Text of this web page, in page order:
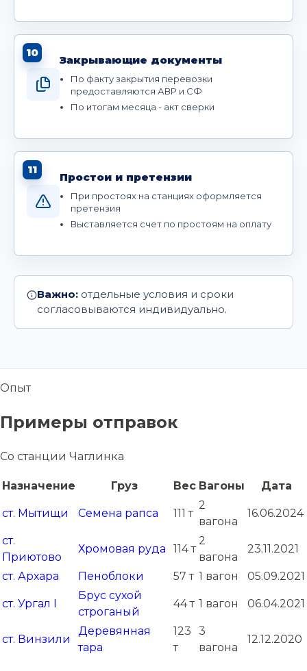
10
Закрывающие документы
По факту закрытия перевозки
предоставляются АВР и СФ
По итогам месяца - акт сверки
11
Простои и претензии
При простоях на станциях оформляется
претензия
Выставляется счет по простоям на оплату
Важно: отдельные условия и сроки
согласовываются индивидуально.
Опыт
Примеры отправок
Со станции Чаглинка
Назначение Груз Вес Вагоны Дата
ст. Мытищи Семена рапса 111 т
2
вагона
16.06.2024
ст.
Приютово
Хромовая руда 114 т
2
вагона
23.11.2021
ст. Архара Пеноблоки 57 т 1 вагон 05.09.2021
ст. Ургал I
Брус сухой
строганый
44 т 1 вагон 06.04.2021
ст. Винзили
Деревянная
тара
123
т
3
вагона
12.12.2020